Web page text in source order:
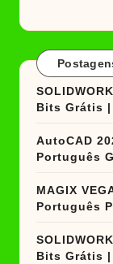
Bits Grátis
AutoCAD
Português
MAGIX
Português
Bits Grátis